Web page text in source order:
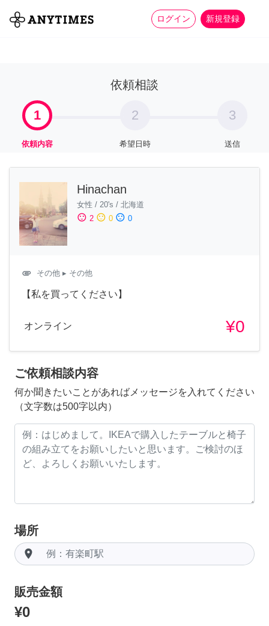
ログイン 新規登録
全て 家事 more_horiz
依頼相談
1
依頼内容
2
希望日時
3
送信
Hinachan
女性 / 20's / 北海道
sentiment_satisfied 2 sentiment_neutral 0 sentiment_dissatisfied 0
attachment その他 ▸ その他
【私を買ってください】
オンライン ¥0
ご依頼相談内容
何か聞きたいことがあればメッセージを入れてください
（文字数は500字以内）
場所
room
販売金額
¥0